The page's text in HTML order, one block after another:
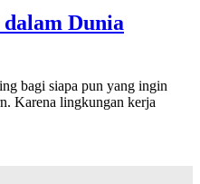
Dunia
bagi siapa pun yang ingin
Karena lingkungan kerja